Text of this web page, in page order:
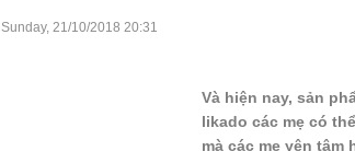
Sunday, 21/10/2018 20:31
Và hiện nay, sản
likado các mẹ có
mà các mẹ yên